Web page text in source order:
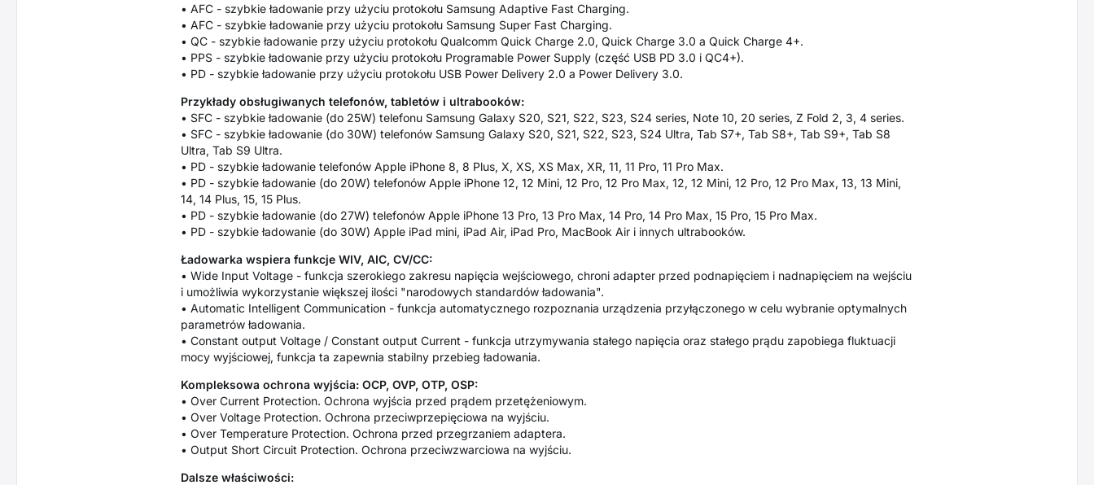
• AFC - szybkie ładowanie przy użyciu protokołu Samsung Adaptive Fast Charging.
• AFC - szybkie ładowanie przy użyciu protokołu Samsung Super Fast Charging.
• QC - szybkie ładowanie przy użyciu protokołu Qualcomm Quick Charge 2.0, Quick Charge 3.0 a Quick Charge 4+.
• PPS - szybkie ładowanie przy użyciu protokołu Programable Power Supply (część USB PD 3.0 i QC4+).
• PD - szybkie ładowanie przy użyciu protokołu USB Power Delivery 2.0 a Power Delivery 3.0.
Przykłady obsługiwanych telefonów, tabletów i ultrabooków:
• SFC - szybkie ładowanie (do 25W) telefonu Samsung Galaxy S20, S21, S22, S23, S24 series, Note 10, 20 series, Z Fold 2, 3, 4 series.
• SFC - szybkie ładowanie (do 30W) telefonów Samsung Galaxy S20, S21, S22, S23, S24 Ultra, Tab S7+, Tab S8+, Tab S9+, Tab S8
Ultra, Tab S9 Ultra.
• PD - szybkie ładowanie telefonów Apple iPhone 8, 8 Plus, X, XS, XS Max, XR, 11, 11 Pro, 11 Pro Max.
• PD - szybkie ładowanie (do 20W) telefonów Apple iPhone 12, 12 Mini, 12 Pro, 12 Pro Max, 12, 12 Mini, 12 Pro, 12 Pro Max, 13, 13 Mini,
14, 14 Plus, 15, 15 Plus.
• PD - szybkie ładowanie (do 27W) telefonów Apple iPhone 13 Pro, 13 Pro Max, 14 Pro, 14 Pro Max, 15 Pro, 15 Pro Max.
• PD - szybkie ładowanie (do 30W) Apple iPad mini, iPad Air, iPad Pro, MacBook Air i innych ultrabooków.
Ładowarka wspiera funkcje WIV, AIC, CV/CC:
• Wide Input Voltage - funkcja szerokiego zakresu napięcia wejściowego, chroni adapter przed podnapięciem i nadnapięciem na wejściu
i umożliwia wykorzystanie większej ilości "narodowych standardów ładowania".
• Automatic Intelligent Communication - funkcja automatycznego rozpoznania urządzenia przyłączonego w celu wybranie optymalnych
parametrów ładowania.
• Constant output Voltage / Constant output Current - funkcja utrzymywania stałego napięcia oraz stałego prądu zapobiega fluktuacji
mocy wyjściowej, funkcja ta zapewnia stabilny przebieg ładowania.
Kompleksowa ochrona wyjścia: OCP, OVP, OTP, OSP:
• Over Current Protection. Ochrona wyjścia przed prądem przetężeniowym.
• Over Voltage Protection. Ochrona przeciwprzepięciowa na wyjściu.
• Over Temperature Protection. Ochrona przed przegrzaniem adaptera.
• Output Short Circuit Protection. Ochrona przeciwzwarciowa na wyjściu.
Dalsze właściwości: